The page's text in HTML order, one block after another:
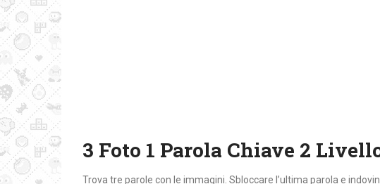
3 Foto 1 Parola Chiave 2
Trova tre parole con le immagini. Sbloccare l’ultima parola e